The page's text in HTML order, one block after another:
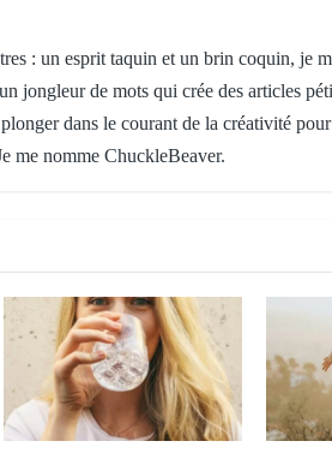
: un esprit taquin et un brin coquin, je
jongleur de mots qui crée des articles
dans le courant de la créativité
me nomme ChuckleBeaver.